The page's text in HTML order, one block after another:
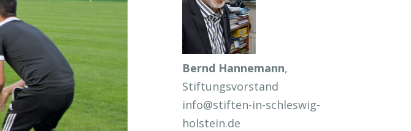
Bernd Hannemann,
Stiftungsvorstand
info@stiften-in-schleswig-
holstein.de